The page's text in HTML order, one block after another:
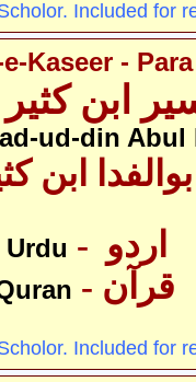
Included for
Kaseer -
ابن کثیر -
ud-din Abul
ابن
Urdu
- قرآن
Included for